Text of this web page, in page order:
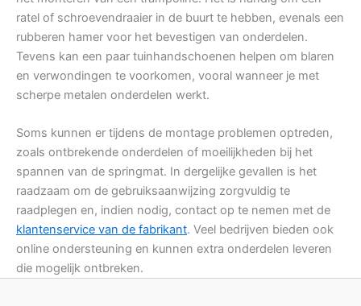
ratel of schroevendraaier in de buurt te hebben, evenals een
rubberen hamer voor het bevestigen van onderdelen.
Tevens kan een paar tuinhandschoenen helpen om blaren
en verwondingen te voorkomen, vooral wanneer je met
scherpe metalen onderdelen werkt.
Soms kunnen er tijdens de montage problemen optreden,
zoals ontbrekende onderdelen of moeilijkheden bij het
spannen van de springmat. In dergelijke gevallen is het
raadzaam om de gebruiksaanwijzing zorgvuldig te
raadplegen en, indien nodig, contact op te nemen met de
klantenservice van de fabrikant. Veel bedrijven bieden ook
online ondersteuning en kunnen extra onderdelen leveren
die mogelijk ontbreken.